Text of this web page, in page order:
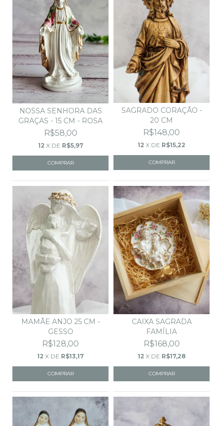
NOSSA SENHORA DAS
GRAÇAS - 15 CM - ROSA
R$58,00
12 X DE R$5,97
SAGRADO CORAÇÃO -
20 CM
R$148,00
12 X DE R$15,22
MAMÃE ANJO 25 CM -
GESSO
R$128,00
12 X DE R$13,17
COMPRAR
CAIXA SAGRADA
FAMÍLIA
R$168,00
12 X DE R$17,28